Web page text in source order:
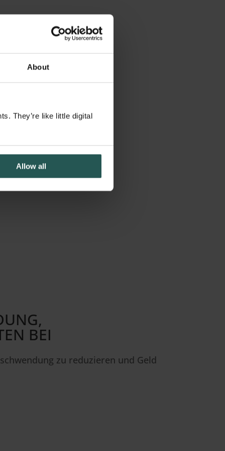
About
They’re like little digital
Allow all
Küchen
BEI
zu reduzieren und Geld